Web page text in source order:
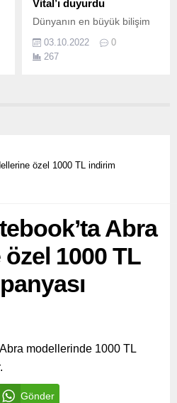
Vital’ı duyurdu
Dünyanın en büyük bilişim
hizmetleri sağlayıcısı
Kyndryl, müşteri ve iş
03.10.2022
0
267
özel 1000 TL indirim
Abra
1000 TL
modellerinde 1000 TL
Gönder